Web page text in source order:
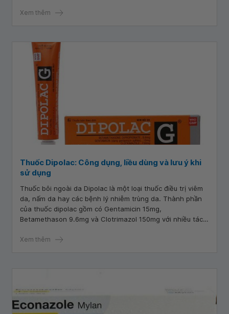
Xem thêm
Thuốc Dipolac: Công dụng, liều dùng và lưu ý khi
sử dụng
Thuốc bôi ngoài da Dipolac là một loại thuốc điều trị viêm
da, nấm da hay các bệnh lý nhiễm trùng da. Thành phần
của thuốc dipolac gồm có Gentamicin 15mg,
Betamethason 9.6mg và Clotrimazol 150mg với nhiều tác
chỗ và mau lành vết thương ngoài da.
Xem thêm